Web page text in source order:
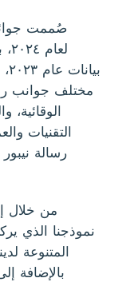
صُممت
مختلف جوانب
الوقائية،
التقنيات
رسالة
نموذجنا الذي
المتنوعة
بالإضافة